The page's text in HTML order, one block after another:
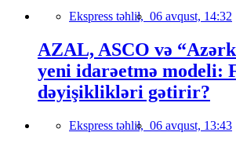
Ekspress təhlil, 06 avqust, 14:32
AZAL, ASCO və
yeni idarəetmə modeli:
dəyişiklikləri gətirir?
Ekspress təhlil, 06 avqust, 13:43